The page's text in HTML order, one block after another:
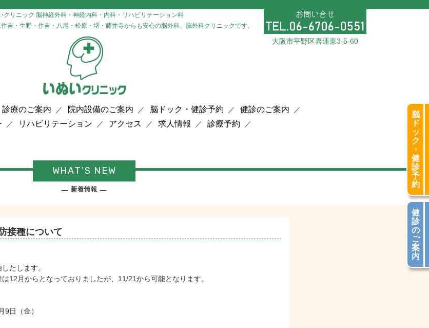
大阪市平野区喜連東3-5-60
クリニック 脳神経外科・神経内科・内科・リハビリテーション科
吉・生野・住吉・八尾・松原・堺・藤井寺からも安心の脳外科、脳外科クリニックです。
診療のご案内 院内設備のご案内 脳ドック・健診予約
健診のご案内
リハビリテーション アクセス 求人情報 診療予約
脳
ド
ッ
ク
・
健
診
予
約
健
診
の
ご
案
内
WHAT'S NEW
新着情報
接種について
たします。
12月からとなっておりましたが、11/21から可能となります。
日（金）